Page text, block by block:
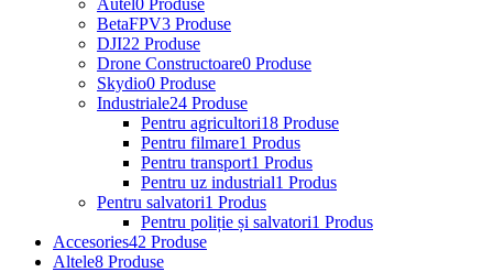
BetaFPV3 Produse
DJI22 Produse
Drone Constructoare0 Produse
Skydio0 Produse
Industriale24 Produse
Pentru agricultori18 Produse
Pentru filmare1 Produs
Pentru transport1 Produs
Pentru uz industrial1 Produs
Pentru salvatori1 Produs
Pentru poliție și salvatori1 Produs
Accesories42 Produse
Altele8 Produse